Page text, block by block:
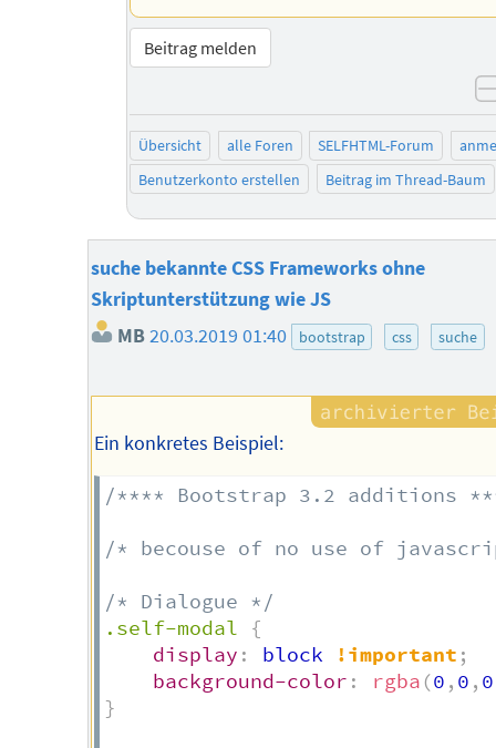
Beitrag melden
Übersicht alle Foren SELFHTML-Forum
Benutzerkonto erstellen
Beitrag im Thread-Baum
suche bekannte CSS Frameworks ohne
Skriptunterstützung wie JS
MB20.03.2019 01:40 bootstrap css suche
Ein konkretes Beispiel:
/**** Bootstrap 3.2 additions
/* becouse of no use of
/* Dialogue */
.self-modal
{
display : block !important ;
background-color : rgba (0 , 0 , 0
}